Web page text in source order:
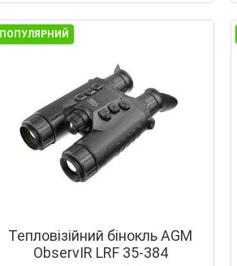
ПОПУЛЯРНИЙ
Тепловізійний бінокль AGM
ObservIR LRF 35-384